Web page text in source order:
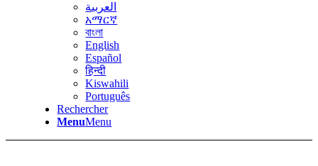
العربية
አማርኛ
বাংলা
English
Español
हिन्दी
Kiswahili
Português
Rechercher
MenuMenu